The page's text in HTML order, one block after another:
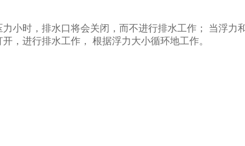
小时，排水口将会关闭，而不进行排水工作； 当浮力
，进行排水工作， 根据浮力大小循环地工作。